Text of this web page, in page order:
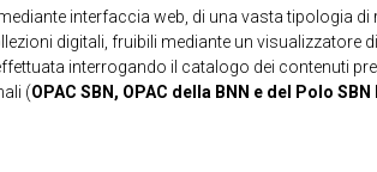
interfaccia web, di una vasta tipologia
digitali, fruibili mediante un visualizzatore
interrogando il catalogo dei contenuti
(OPAC SBN, OPAC della BNN e del Polo